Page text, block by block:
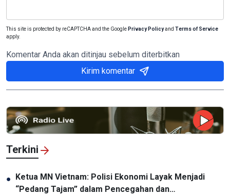
This site is protected by reCAPTCHA and the Google Privacy Policyand Terms of Service
apply.
Komentar Anda akan ditinjau sebelum diterbitkan
Kirim komentar
Terkini
●
Ketua MN Vietnam: Polisi Ekonomi Layak Menjadi
“Pedang Tajam” dalam Pencegahan dan